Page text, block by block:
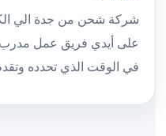
شركة شحن من جدة الي
على أيدي فريق عمل
في الوقت الذي تحدده